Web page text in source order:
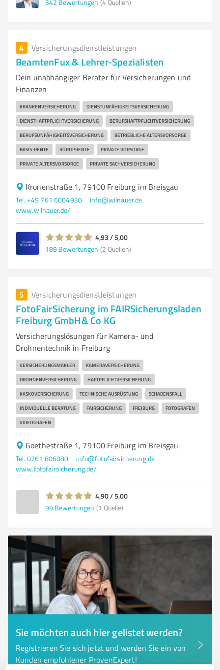
342 Bewertungen (4 Quellen)
4 Versicherungsdienstleistungen
BeamtenFux & Lehrer-Spezialisten
Dein unabhängiger Berater für Versicherungen und
Finanzen
KRANKENVERSICHERUNG DIENSTUNFÄHIGKEITSVERSICHERUNG
DIENSTHAFTPFLICHTVERSICHERUNG BERUFSHAFTPFLICHTVERSICHERUNG
BERUFSUNFÄHIGKEITSVERSICHERUNG BETRIEBLICHE ALTERSVORSORGE
BASIS-RENTE RÜRUPRENTE PRIVATE VORSORGE
PRIVATE ALTERSVORSORGE PRIVATE SACHVERSICHERUNG
Kronenstraße 1, 79100 Freiburg im Breisgau
Tel. +49 761 6004930
info@wilnauer.de
www.wilnauer.de/
4,93 / 5,00
189 Bewertungen (2 Quellen)
5 Versicherungsdienstleistungen
FotoFairSicherung im FAIRSicherungsladen
Freiburg GmbH& Co KG
Versicherungslösungen für Kamera- und
Drohnentechnik in Freiburg
VERSICHERUNGSMAKLER KAMERAVERSICHERUNG
DROHNENVERSICHERUNG HAFTPFLICHTVERSICHERUNG
KASKOVERSICHERUNG TECHNISCHE AUSRÜSTUNG SCHADENSFALL
INDIVIDUELLE BERATUNG FAIRSICHERUNG FREIBURG FOTOGRAFEN
VIDEOGRAFEN
Goethestraße 1, 79100 Freiburg im Breisgau
Tel. 0761 806080
info@fotofairsicherung.de
www.fotofairsicherung.de/
4,90 / 5,00
99 Bewertungen (1 Quelle)
Sie möchten auch hier gelistet werden?
Registrieren Sie sich jetzt und werden Sie ein von
Kunden empfohlener ProvenExpert!